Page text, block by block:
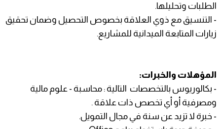
الطلبات وتحليلها.
- التنسيق مع ذوي العلاقة بخصوص التحصيل وضمان تحقيق
زيارات المتابعة الميدانية للمشاريع.
المؤهلات والخبرات:
- بكالوريوس بالتخصصات التالية : محاسبة - علوم مالية
ومصرفية أو أي تخصص ذات علاقة .
- خبرة لا تزيد عن سنة في مجال التمويل.